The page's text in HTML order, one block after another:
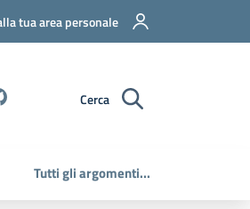
tua area personale
Cerca
Tutti gli argomenti...